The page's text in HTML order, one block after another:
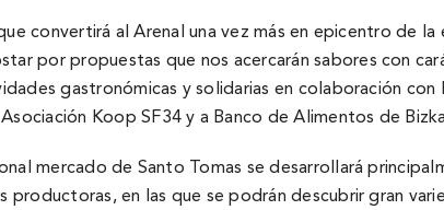
convertirá al Arenal una vez más en epicentro de
por propuestas que nos acercarán sabores con
gastronómicas y solidarias en colaboración con
Koop SF34 y a Banco de Alimentos de
mercado de Santo Tomas se desarrollará
productoras, en las que se podrán descubrir gran